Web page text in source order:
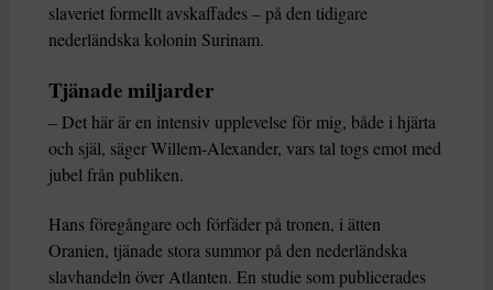
slaveriet formellt avskaffades – på den tidigare
nederländska kolonin Surinam.
Tjänade miljarder
– Det här är en intensiv upplevelse för mig, både i hjärta
och själ, säger Willem-Alexander, vars tal togs emot med
jubel från publiken.
Hans föregångare och förfäder på tronen, i ätten
Oranien, tjänade stora summor på den nederländska
slavhandeln över Atlanten. En studie som publicerades